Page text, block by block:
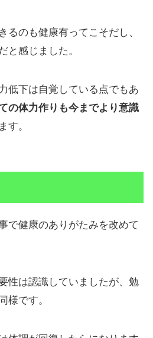
るのも健康有ってこそだし、
と感じました。
低下は自覚している点でもあ
の体力作りも今までより意識
す。
で健康のありがたみを改めて
性は認識していましたが、勉
様です。